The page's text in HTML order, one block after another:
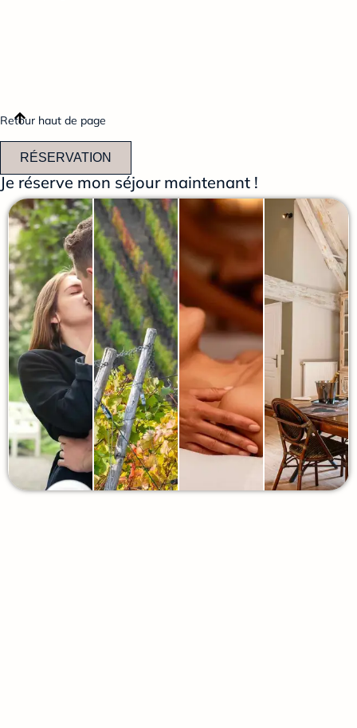
Retour haut de page
RÉSERVATION
Je réserve mon séjour maintenant !